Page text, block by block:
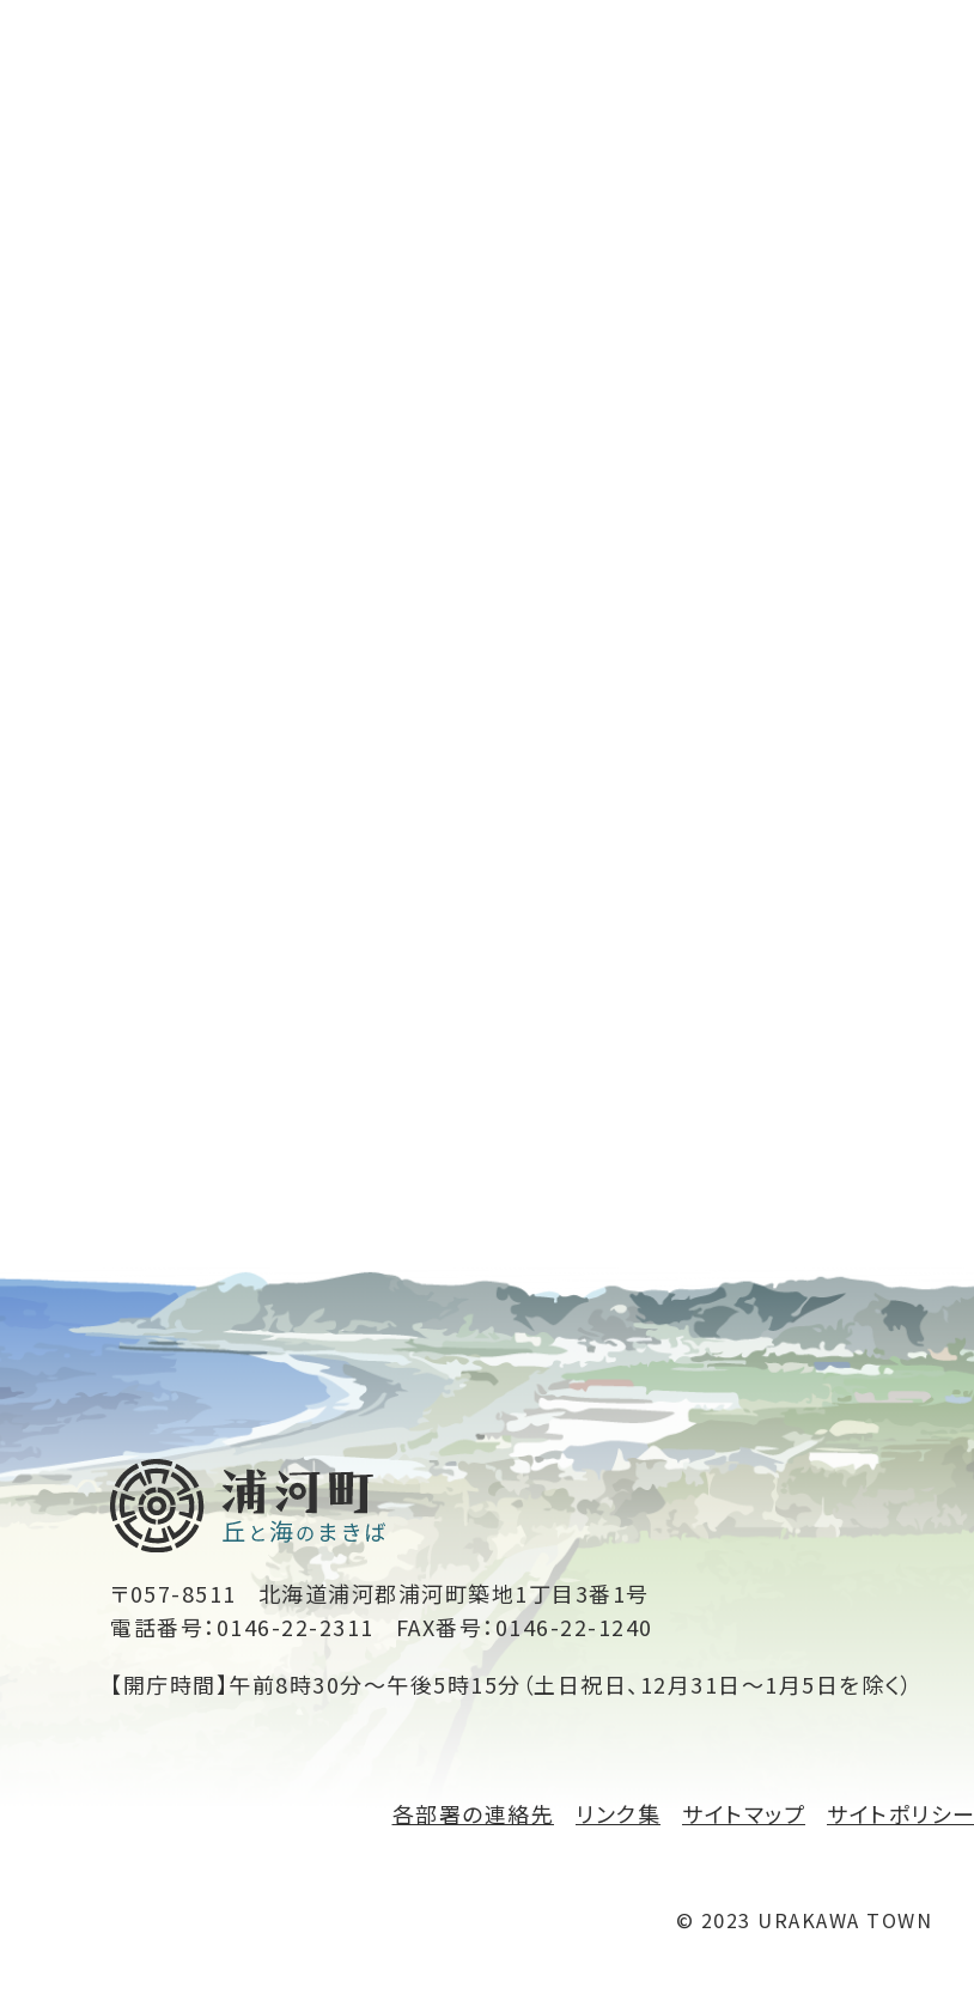
〒057-8511
北海道浦河郡浦河町築地1丁目3番1号
電話番号：0146-22-2311
FAX番号：0146-22-1240
【開庁時間】午前8時30分～午後5時15分（土日祝日、12月31日～1月5日を除く）
各部署の連絡先 リンク集 サイトマップ サイトポリシー
© 2023 URAKAWA TOWN